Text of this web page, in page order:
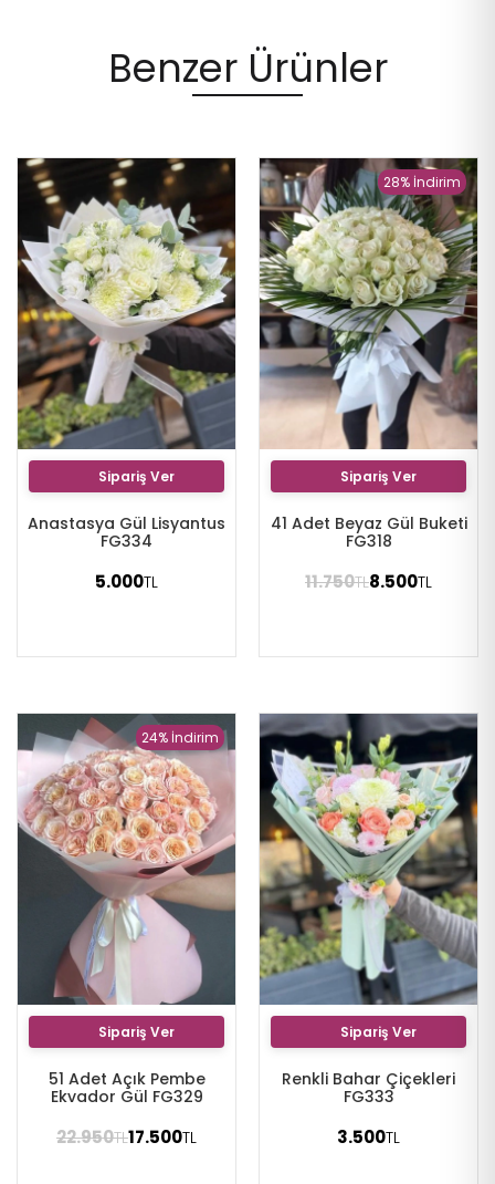
Benzer Ürünler
Sipariş Ver
Anastasya Gül Lisyantus
FG334
5.000TL
28% İndirim
Sipariş Ver
41 Adet Beyaz Gül Buketi
FG318
11.750TL8.500TL
24% İndirim
Sipariş Ver
51 Adet Açık Pembe
Ekvador Gül FG329
22.950TL17.500TL
Sipariş Ver
Renkli Bahar Çiçekleri
FG333
3.500TL